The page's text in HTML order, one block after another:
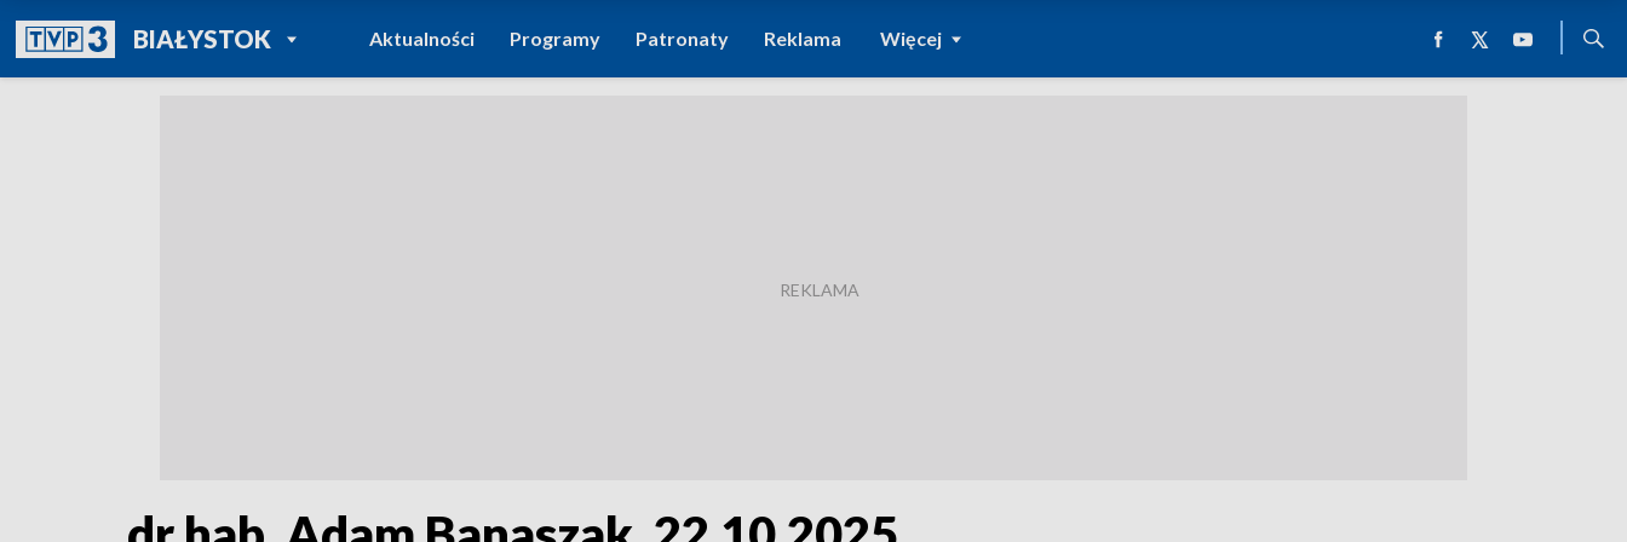
BIAŁYSTOKPOWRÓT DO
TVP REGIONY
Aktualności Programy Patronaty Reklama Więcej